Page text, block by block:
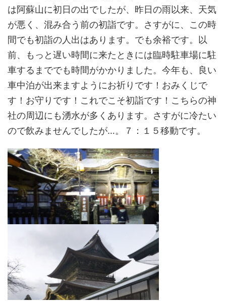
は阿蘇山に初日の出でしたが、昨日の雨以来、天気
が悪く、混み合う前の初詣です。さすがに、この時
間でも初詣の人出はあります。でも余裕です。以
前、もっと遅い時間に来たときには臨時駐車場に駐
車するまででも時間がかかりました。今年も、良い
車中泊が出来ますようにお祈りです！おみくじで
す！お守りです！これでこそ初詣です！こちらの神
社の周辺にも湧水が多くあります。さすがに冷たい
ので飲みませんでしたが…。７：１５移動です。